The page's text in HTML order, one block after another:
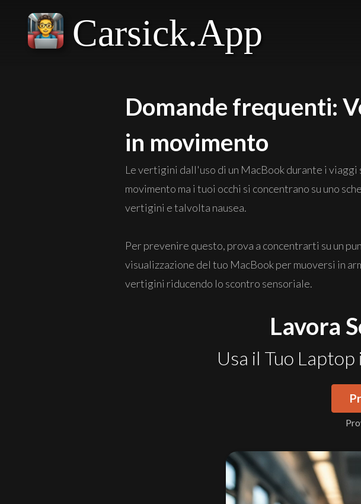
Carsick.App
Domande frequenti:
in movimento
Le vertigini dall'uso di un MacBook durante i
movimento ma i tuoi occhi si concentrano su uno
vertigini e talvolta nausea.
Per prevenire questo, prova a concentrarti su un
visualizzazione del tuo MacBook per muoversi in
vertigini riducendo lo scontro sensoriale.
Lavora
Usa il Tuo